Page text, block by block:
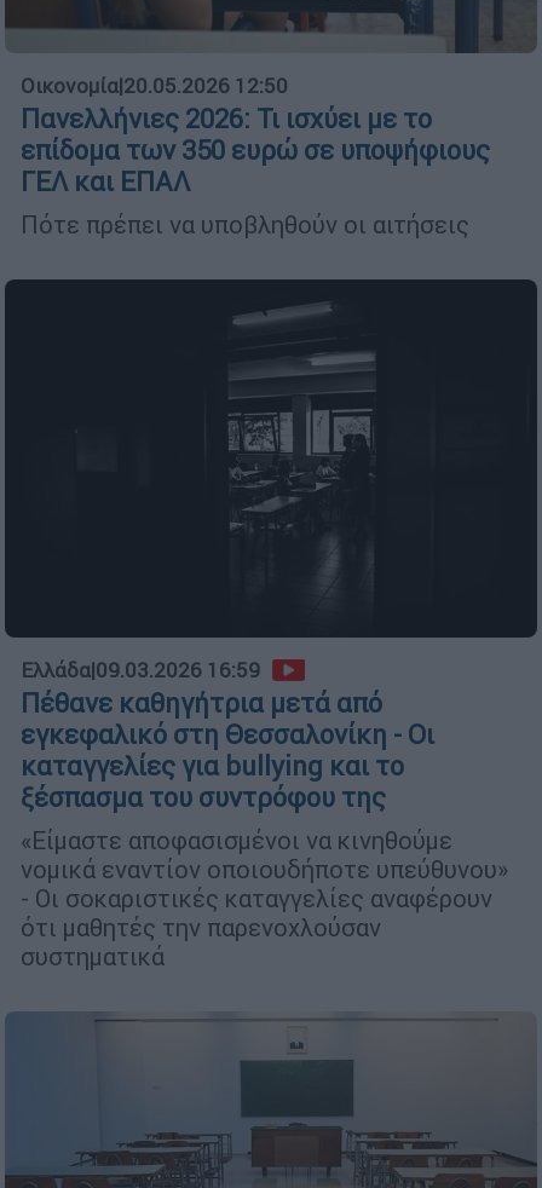
Οικονομία|20.05.2026 12:50
Πανελλήνιες 2026: Τι ισχύει με το
επίδομα των 350 ευρώ σε υποψήφιους
ΓΕΛ και ΕΠΑΛ
Πότε πρέπει να υποβληθούν οι αιτήσεις
Ελλάδα|09.03.2026 16:59
Πέθανε καθηγήτρια μετά από
εγκεφαλικό στη Θεσσαλονίκη - Οι
καταγγελίες για bullying και το
ξέσπασμα του συντρόφου της
«Είμαστε αποφασισμένοι να κινηθούμε
νομικά εναντίον οποιουδήποτε υπεύθυνου»
- Οι σοκαριστικές καταγγελίες αναφέρουν
ότι μαθητές την παρενοχλούσαν
συστηματικά